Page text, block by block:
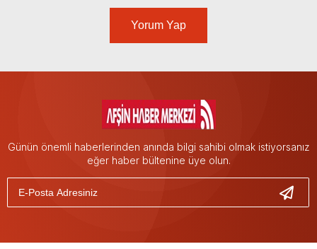
Yorum Yap
Günün önemli haberlerinden anında bilgi sahibi olmak istiyorsanız
eğer haber bültenine üye olun.